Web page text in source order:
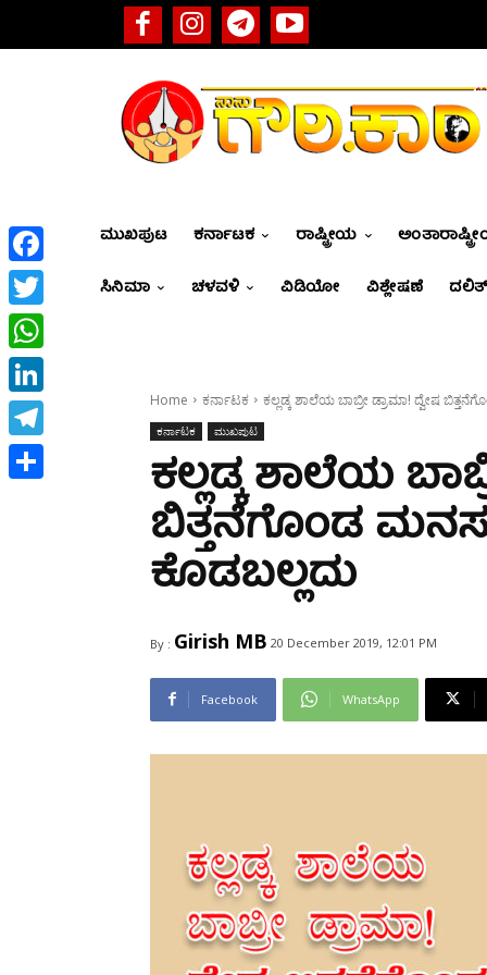
ಮುಖಪುಟ ಕರ್ನಾಟಕ ರಾಷ್ಟ್ರೀಯ
ಸಿನಿಮಾ
ಚಳವಳಿ ವಿಡಿಯೋ ವಿಶ್ಲೇಷಣೆ ದಲಿತ್
Home ಕರ್ನಾಟಕ ಕಲ್ಲಡ್ಕ ಶಾಲೆಯ ಬಾಬ್ರೀ ಡ್ರಾಮಾ! ದ್ವೇಷ
ಕರ್ನಾಟಕ ಮುಖಪುಟ
ಕಲ್ಲಡ್ಕ ಶಾಲೆಯ
ಬಿತ್ತನೆಗೊಂಡ
ಕೊಡಬಲ್ಲದು
By : Girish MB 20 December 2019, 12:01 PM
Facebook WhatsApp
Facebook
Twitter
WhatsApp
LinkedIn
Telegram